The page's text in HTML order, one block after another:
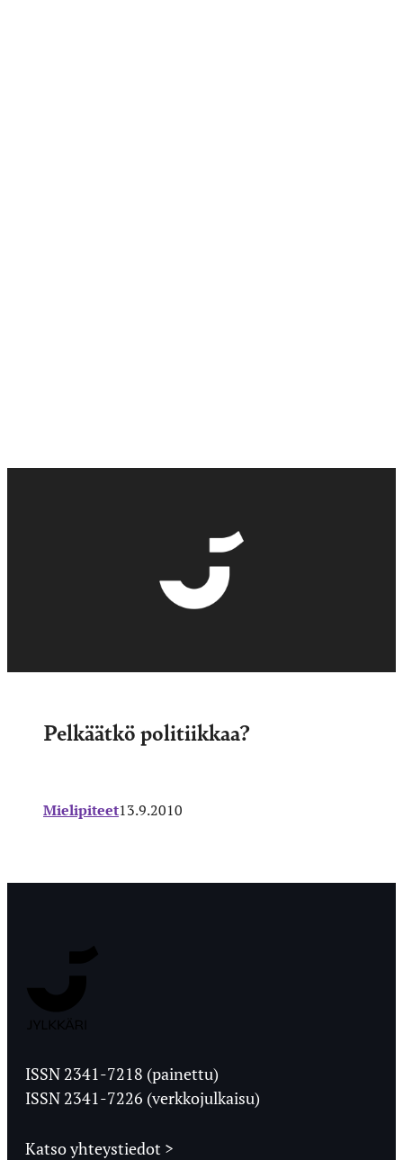
Pelkäätkö politiikkaa?
Mielipiteet13.9.2010
Ylioppilaslehti
ISSN 2341-7218 (painettu)
ISSN 2341-7226 (verkkojulkaisu)
Katso yhteystiedot >